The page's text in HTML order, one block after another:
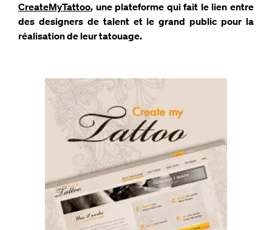
CreateMyTattoo, une plateforme qui fait le lien entre
des designers de talent et le grand public pour la
réalisation de leur tatouage.